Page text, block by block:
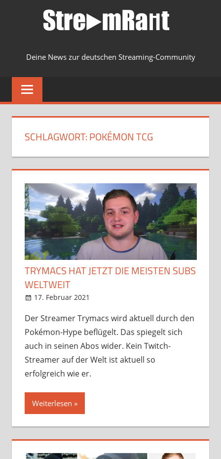
Deine News zur deutschen Streaming-Community
MENU
SCHLAGWORT:POKÉMON TCG
TRYMACS HAT JETZT DIE MEISTEN SUBS
WELTWEIT
17. Februar 2021
Der Streamer Trymacs wird aktuell durch den
Pokémon-Hype beflügelt. Das spiegelt sich
auch in seinen Abos wider. Kein Twitch-
Streamer auf der Welt ist aktuell so
erfolgreich wie er.
Weiterlesen